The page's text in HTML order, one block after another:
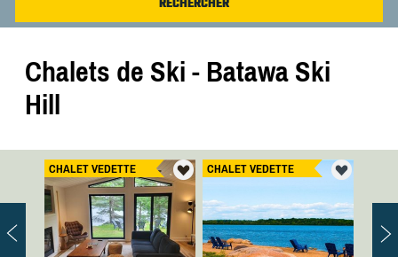
Chalets de Ski - Batawa Ski
Hill
CHALET VEDETTE CHALET VEDETTE